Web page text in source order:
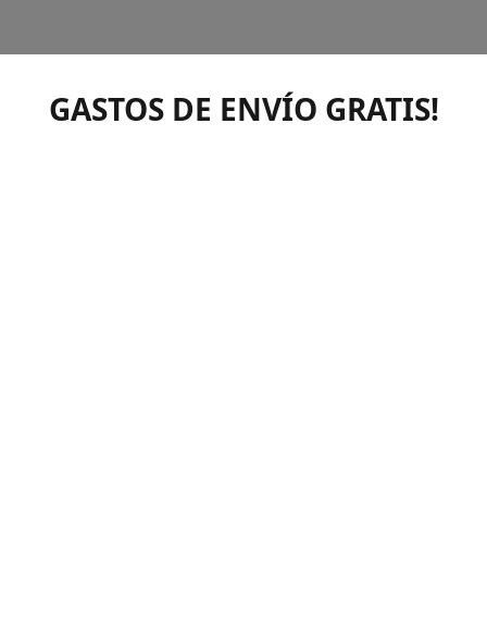
GASTOS DE ENVÍO GRATIS!